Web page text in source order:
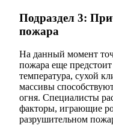
Подраздел 3:
пожара
На данный момент
пожара еще
температура, сухой
массивы
огня. Специалисты
факторы, играющие
разрушительном